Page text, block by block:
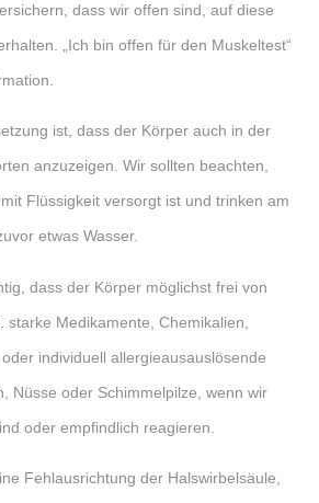
dass wir offen sind, auf diese
„Ich bin offen für den Muskeltest“
ist, dass der Körper auch in der
anzuzeigen. Wir sollten beachten,
Flüssigkeit versorgt ist und trinken am
etwas Wasser.
dass der Körper möglichst frei von
starke Medikamente, Chemikalien,
individuell allergieausauslösende
Nüsse oder Schimmelpilze, wenn wir
oder empfindlich reagieren.
Fehlausrichtung der Halswirbelsäule,